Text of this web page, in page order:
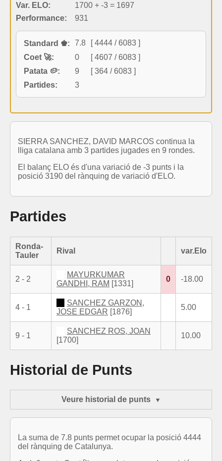
Var. ELO:
1700 + -3 = 1697
Performance:
931
Standard ♚: 7.8
[ 4444 / 6083 ]
Coet 🚀:
0
[ 4607 / 6083 ]
Patata 🥔:
9
[ 364 / 6083 ]
Partides:
3
SIERRA SANCHEZ, DAVID MARCOS continua la
lliga catalana amb 3 partides jugades en 9 rondes.
El balanç ELO és d'una variació de -3 punts i la
posició 3190 del rànquing de variació d'ELO.
Partides
Ronda-
Tauler
Rival var.Elo
2 - 2
MAYURKUMAR
GANDHI, RAM [1331]
0 -18.00
4 - 1
SANCHEZ GARZON,
JOSE EDGAR [1876]
5.00
9 - 1
SANCHEZ ROS, JOAN
[1700]
10.00
Historial de Punts
Veure historial de punts
La suma de 7.8 punts permet ocupar la posició 4444
del rànquing de Catalunya.